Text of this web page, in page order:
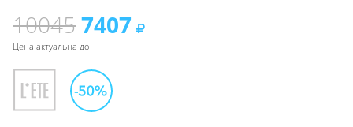
100457407
Цена актуальна до